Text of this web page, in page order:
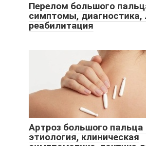
Перелом большого
симптомы, диагностика,
реабилитация
Артроз большого пальца
этиология, клиническая